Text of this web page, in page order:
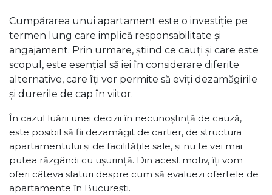
Cumpărarea unui apartament este o investiție pe
termen lung care implică responsabilitate și
angajament. Prin urmare, știind ce cauți și care este
scopul, este esențial să iei în considerare diferite
alternative, care îți vor permite să eviți dezamăgirile
și durerile de cap în viitor.
În cazul luării unei decizii în necunoștință de cauză,
este posibil să fii dezamăgit de cartier, de structura
apartamentului și de facilitățile sale, și nu te vei mai
putea răzgândi cu ușurință. Din acest motiv, îți vom
oferi câteva sfaturi despre cum să evaluezi ofertele de
apartamente în București.